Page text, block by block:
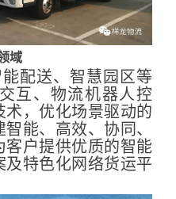
域
配送、智慧园区等
互、物流机器人控
术，优化场景驱动的
能、高效、协同、
客户提供优质的智能
及特色化网络货运平